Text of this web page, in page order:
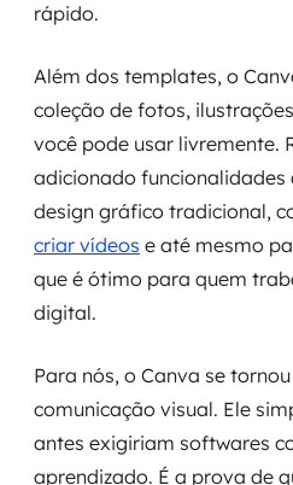
rápido.
Além dos templates, o
coleção de fotos,
você pode usar livremente.
adicionado funcionalidades
design gráfico tradicional,
criar vídeos e até mesmo
que é ótimo para quem
digital.
Para nós, o Canva se
comunicação visual. Ele
antes exigiriam softwares
aprendizado. É a prova de